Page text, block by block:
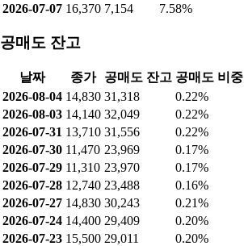
2026-07-07 16,370 7,154 7.58%
공매도 잔고
날짜 종가 공매도 잔고 공매도 비중
2026-08-04 14,830 31,318
0.22%
2026-08-03 14,140 32,049
0.22%
2026-07-31 13,710 31,556
0.22%
2026-07-30 11,470 23,969
0.17%
2026-07-29 11,310 23,970
0.17%
2026-07-28 12,740 23,488
0.16%
2026-07-27 14,830 30,243
0.21%
2026-07-24 14,400 29,409
0.20%
2026-07-23 15,500 29,011
0.20%